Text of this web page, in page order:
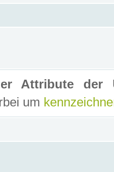
Attribute der
um